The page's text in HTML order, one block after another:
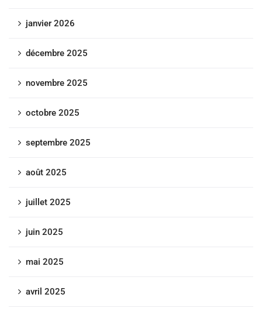
janvier 2026
décembre 2025
novembre 2025
octobre 2025
septembre 2025
août 2025
juillet 2025
juin 2025
mai 2025
avril 2025